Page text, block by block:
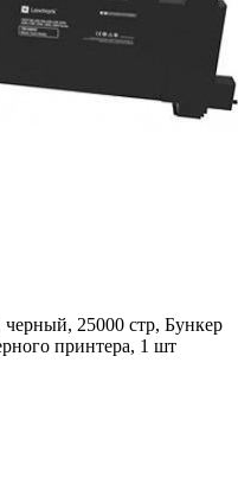
25000 стр, Бункер
принтера, 1 шт